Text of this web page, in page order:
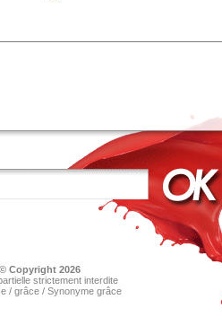
Copyright 2026
strictement interdite
/ grâce/ Synonyme grâce